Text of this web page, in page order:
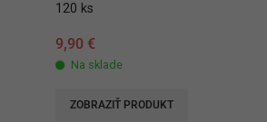
120 ks
9,90 €
Na sklade
ZOBRAZIŤ PRODUKT